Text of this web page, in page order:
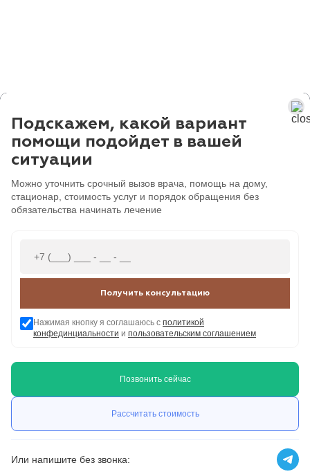
Подскажем, какой вариант
помощи подойдет в вашей
ситуации
Можно уточнить срочный вызов врача, помощь на дому,
стационар, стоимость услуг и порядок обращения без
обязательства начинать лечение
Получить консультацию
Нажимая кнопку я соглашаюсь с политикой
конфединциальности и пользовательским соглашением
Позвонить сейчас
Рассчитать стоимость
Или напишите без звонка: